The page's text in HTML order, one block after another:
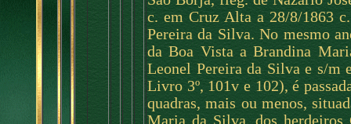
c. em Cruz Alta a 28/8/1863
Pereira da Silva. No mesmo
da Boa Vista a Brandina
Leonel Pereira da Silva e s/m
Livro 3º, 101v e 102), é
quadras, mais ou menos,
Maria da Silva, dos